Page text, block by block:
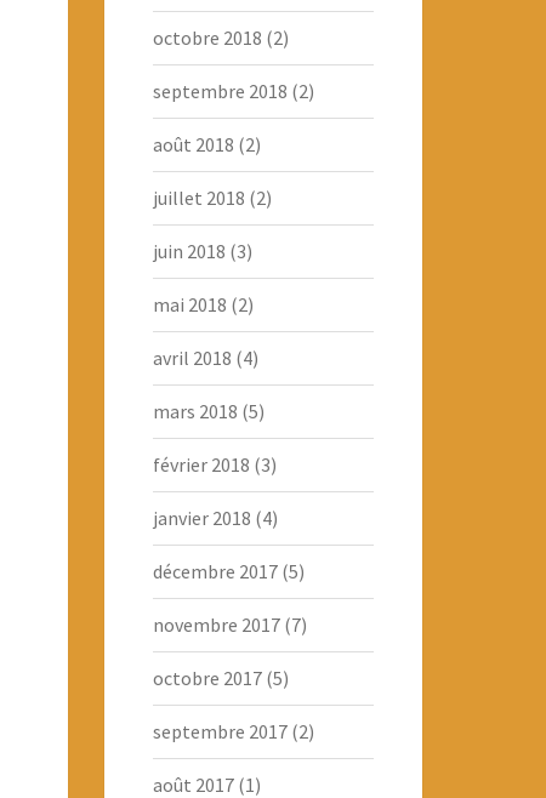
octobre 2018 (2)
septembre 2018 (2)
août 2018 (2)
juillet 2018 (2)
juin 2018 (3)
mai 2018 (2)
avril 2018 (4)
mars 2018 (5)
février 2018 (3)
janvier 2018 (4)
décembre 2017(5)
novembre 2017(7)
octobre 2017(5)
septembre 2017(2)
août 2017(1)